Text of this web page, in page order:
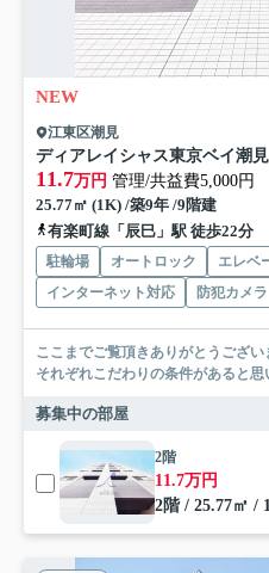
NEW
江東区潮見
ディアレイシャス東京ベイ潮見
11.7万円 管理/共益費5,000円
25.77㎡ (1K) /築9年 /9階建
有楽町線「辰巳」駅 徒歩22分
駐輪場 オートロック エレベ
インターネット対応
防犯カメラ
ここまでご覧頂きありがとうございます。 お部屋探しの際に
それぞれこだわりの条件があると
募集中の部屋
2階
11.7万円
2階 / 25.77㎡ /